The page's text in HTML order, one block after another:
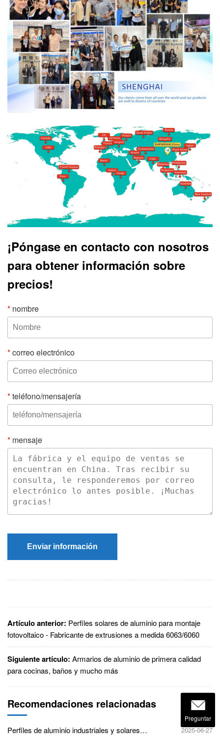
¡Póngase en contacto con nosotros
para obtener información sobre
precios!
* nombre
*correo electrónico
*teléfono/mensajería
* mensaje
Enviar información
Artículo anterior: Perfiles solares de aluminio para montaje
fotovoltaico - Fabricante de extrusiones a medida 6063/6060
Siguiente artículo: Armarios de aluminio de primera calidad
para cocinas, baños y mucho más
Recomendaciones relacionadas
Perfiles de aluminio industriales y solares
2025-06-27
Preguntar